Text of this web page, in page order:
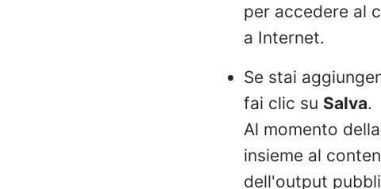
per accedere al
a Internet.
Se stai
fai clic su Salva.
Al momento
insieme al
dell'output